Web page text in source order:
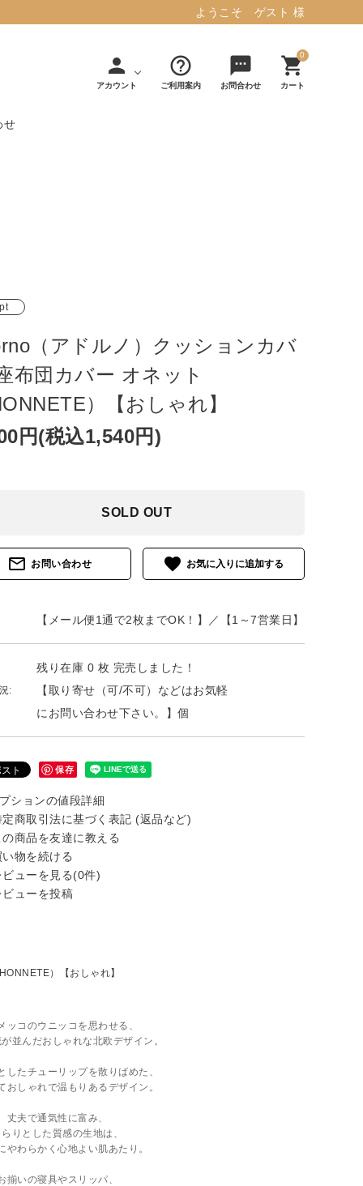
ようこそ ゲスト 様
person
アカウント
help_outline
ご利用案内
sms
お問合わせ
0
shopping_cart
カート
詳しく見る
せ
（アドルノ）クッションカバ
布団カバー オネット
）【おしゃれ】
円(税込1,540円)
SOLD OUT
mail_outline お問い合わせ favorite
【メール便1通で2枚までOK！】／【1～7営業日】
:
残り在庫 0 枚 完売しました！
【取り寄せ（可/不可）などはお気軽
にお問い合わせ下さい。】個
保存
ションの値段詳細
商取引法に基づく表記 (返品など)
商品を友達に教える
物を続ける
ューを見る(0件)
ューを投稿
ッコのウニッコを思わせる、
並んだおしゃれな北欧デザイン。
したチューリップを散りばめた、
おしゃれで温もりあるデザイン。
丈夫で通気性に富み、
りとした質感の生地は、
やわらかく心地よい肌あたり。
揃いの寝具やスリッパ、